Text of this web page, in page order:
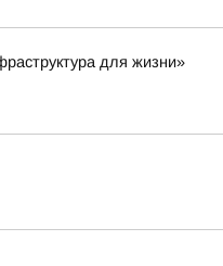
для жизни»